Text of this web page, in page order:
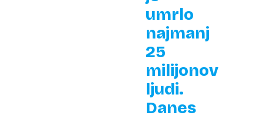
umrlo
najmanj
25
milijonov
ljudi.
Danes